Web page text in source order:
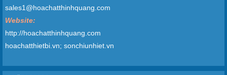
sales1@hoachatthinhquang.com
Website:
http://hoachatthinhquang.com
hoachatthietbi.vn; sonchiunhiet.vn